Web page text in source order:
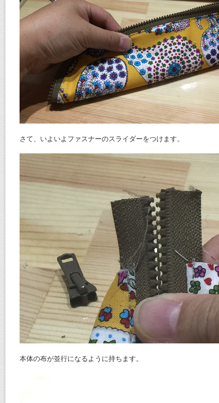
さて、いよいよファスナーのスライダーをつけます。
本体の布が並行になるように持ちます。